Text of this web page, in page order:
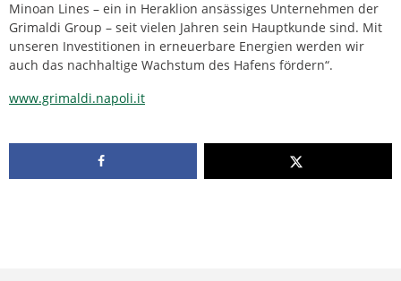
Minoan Lines – ein in Heraklion ansässiges Unternehmen der
Grimaldi Group – seit vielen Jahren sein Hauptkunde sind. Mit
unseren Investitionen in erneuerbare Energien werden wir
auch das nachhaltige Wachstum des Hafens fördern“.
www.grimaldi.napoli.it